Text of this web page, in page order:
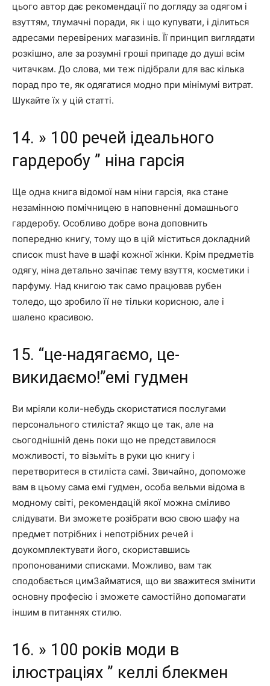
цього автор дає рекомендації по догляду за одягом і
взуттям, тлумачні поради, як і що купувати, і ділиться
адресами перевірених магазинів. Її принцип виглядати
розкішно, але за розумні гроші припаде до душі всім
читачкам. До слова, ми теж підібрали для вас кілька
порад про те, як одягатися модно при мінімумі витрат.
Шукайте їх у цій статті.
14. » 100 речей ідеального
гардеробу ” ніна гарсія
Ще одна книга відомої нам ніни гарсія, яка стане
незамінною помічницею в наповненні домашнього
гардеробу. Особливо добре вона доповнить
попередню книгу, тому що в цій міститься докладний
список must have в шафі кожної жінки. Крім предметів
одягу, ніна детально зачіпає тему взуття, косметики і
парфуму. Над книгою так само працював рубен
толедо, що зробило її не тільки корисною, але і
шалено красивою.
15. “це-надягаємо, це-
викидаємо!”емі гудмен
Ви мріяли коли-небудь скористатися послугами
персонального стиліста? якщо це так, але на
сьогоднішній день поки що не представилося
можливості, то візьміть в руки цю книгу і
перетворитеся в стиліста самі. Звичайно, допоможе
вам в цьому сама емі гудмен, особа вельми відома в
модному світі, рекомендацій якої можна сміливо
слідувати. Ви зможете розібрати всю свою шафу на
предмет потрібних і непотрібних речей і
доукомплектувати його, скориставшись
пропонованими списками. Можливо, вам так
сподобається цимЗайматися, що ви зважитеся змінити
основну професію і зможете самостійно допомагати
іншим в питаннях стилю.
16. » 100 років моди в
ілюстраціях ” келлі блекмен